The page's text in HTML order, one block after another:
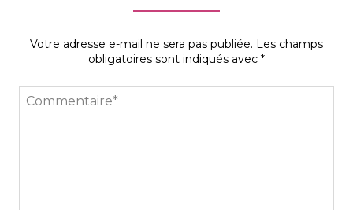
Votre adresse e-mail ne sera pas publiée. Les champs
obligatoires sont indiqués avec *
Commentaire*